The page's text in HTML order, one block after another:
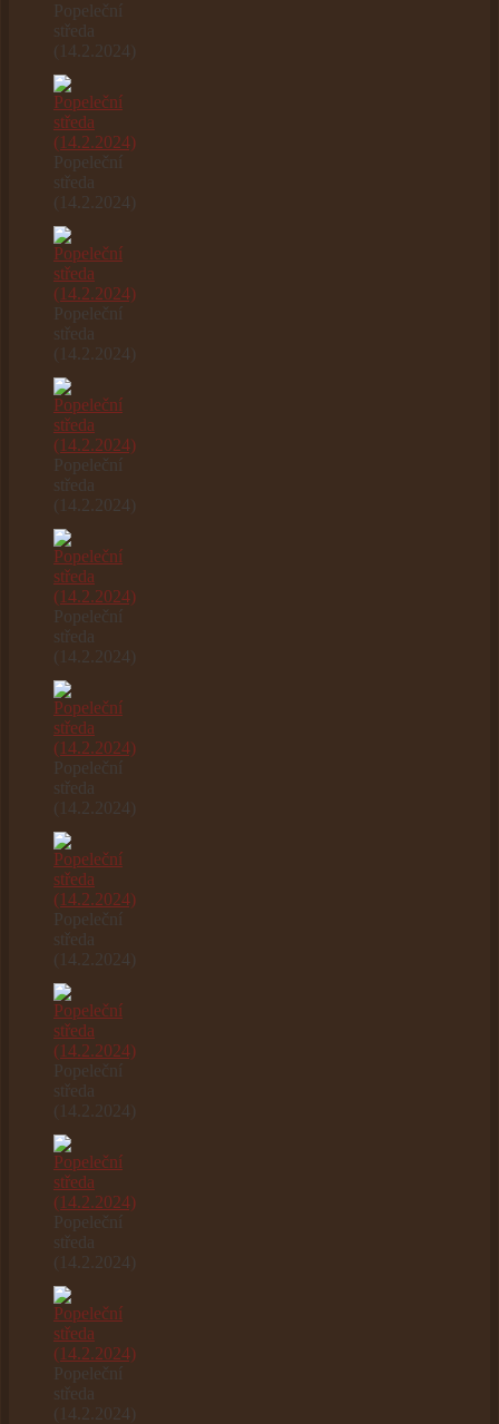
Popeleční
středa
(14.2.2024)
Popeleční
středa
(14.2.2024)
Popeleční
středa
(14.2.2024)
Popeleční
středa
(14.2.2024)
Popeleční
středa
(14.2.2024)
Popeleční
středa
(14.2.2024)
Popeleční
středa
(14.2.2024)
Popeleční
středa
(14.2.2024)
Popeleční
středa
(14.2.2024)
Popeleční
středa
(14.2.2024)